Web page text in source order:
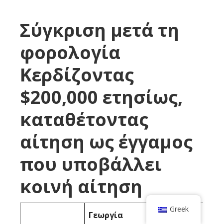
Σύγκριση μετά τη
φορολογία
Κερδίζοντας
$200,000 ετησίως,
καταθέτοντας
αίτηση ως έγγαμος
που υποβάλλει
κοινή αίτηση
Γεωργία Αρκάνσας
Greek